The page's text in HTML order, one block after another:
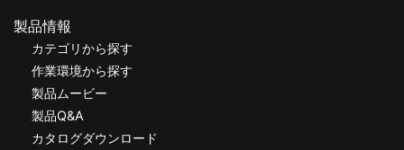
製品情報
カテゴリから探す
作業環境から探す
製品ムービー
製品Q&A
カタログダウンロード